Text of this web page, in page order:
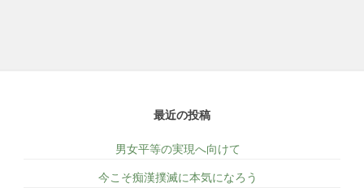
最近の投稿
男女平等の実現へ向けて
今こそ痴漢撲滅に本気になろう